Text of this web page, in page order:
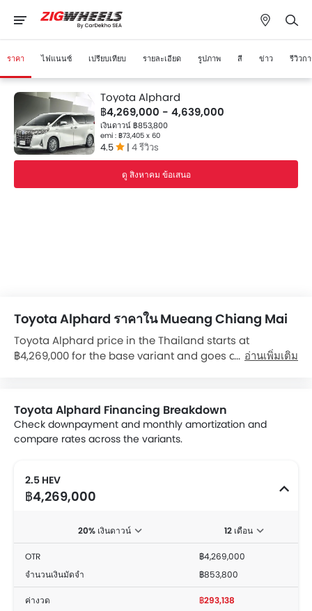
ราคา ไฟแนนซ์ เปรียบเทียบ รายละเอียด รูปภาพ สี ข่าว รีวิวก
Toyota Alphard
฿4,269,000 - 4,639,000
เงินดาวน์ ฿853,800
emi : ฿73,405 x 60
4.5 | 4 รีวิวs
ดู สิงหาคม ข้อเสนอ
Toyota Alphard ราคาใน Mueang Chiang Mai
Toyota Alphard price in the Thailand starts at
฿4,269,000 for the base variant and goes all the way
price list and available special promo offers below.
Also, get the best price by requesting quotes from
authorised Toyota dealerships.
อ่านเพิ่มเติม
Toyota Alphard Financing Breakdown
Check downpayment and monthly amortization and
compare rates across the variants.
2.5 HEV
฿4,269,000
20% เงินดาวน์ 12 เดือน
OTR
฿4,269,000
จำนวนเงินมัดจำ
฿853,800
ค่างวด
฿293,138